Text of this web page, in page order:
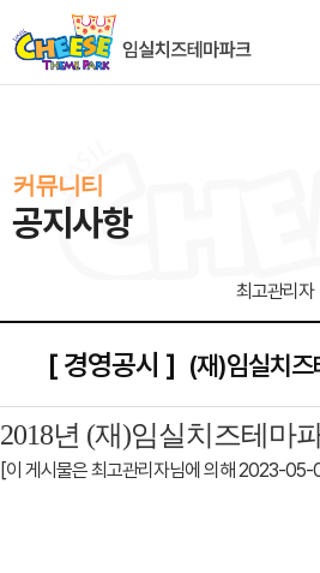
커뮤니티
공지사항
최고관리자
[ 경영공시 ] (재)임실치즈
2018년 (재)임실치즈테마
[이 게시물은 최고관리자님에 의해 2023-